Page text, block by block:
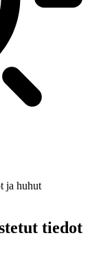
ja huhut
tiedot